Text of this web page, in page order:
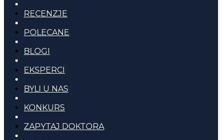
RECENZJE
POLECANE
BLOGI
EKSPERCI
BYLI U NAS
KONKURS
ZAPYTAJ DOKTORA